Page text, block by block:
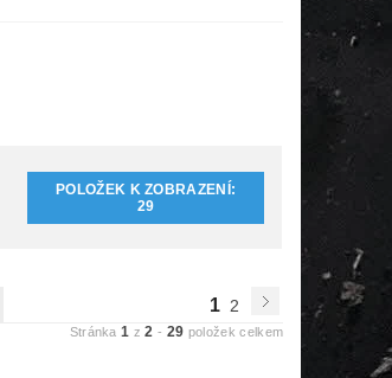
POLOŽEK K ZOBRAZENÍ:
29
1 2
Stránka1 z2 - 29 položek celkem